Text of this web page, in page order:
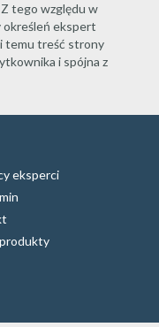
tego względu w
określeń ekspert
temu treść strony
i spójna z
eksperci